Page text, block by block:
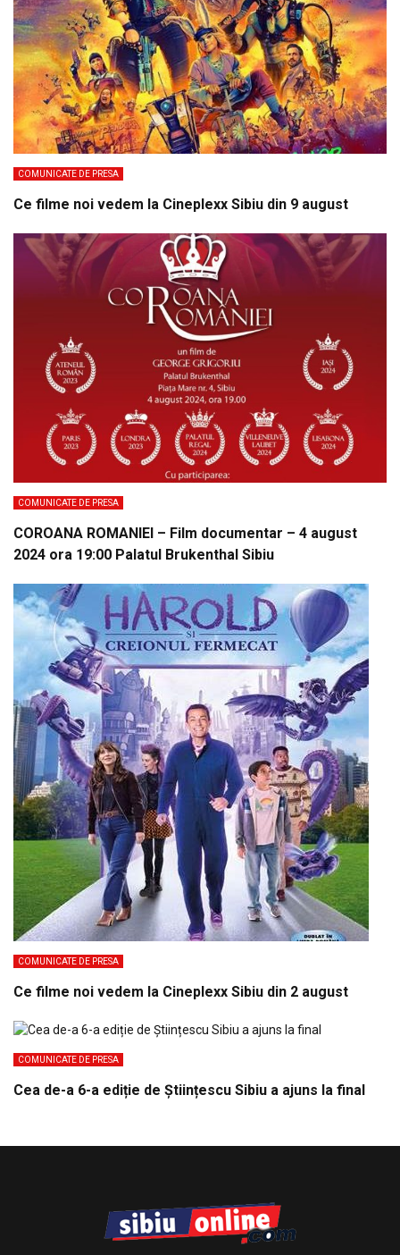
COMUNICATE DE PRESA
Ce filme noi vedem la Cineplexx Sibiu din 9 august
COMUNICATE DE PRESA
COROANA ROMANIEI – Film documentar – 4 august
2024 ora 19:00 Palatul Brukenthal Sibiu
COMUNICATE DE PRESA
Ce filme noi vedem la Cineplexx Sibiu din 2 august
COMUNICATE DE PRESA
Cea de-a 6-a ediție de Științescu Sibiu a ajuns la final